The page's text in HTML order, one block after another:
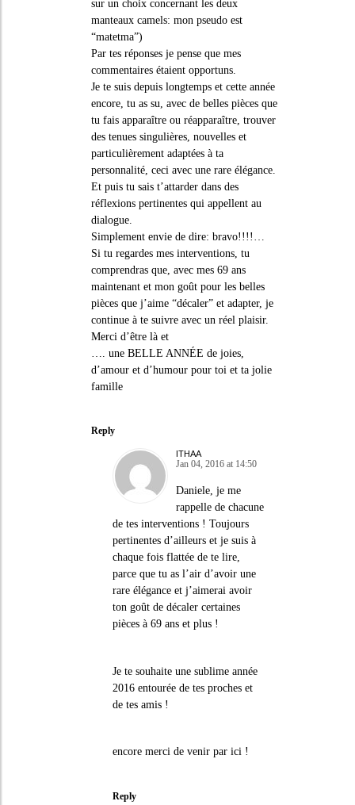
sur un choix concernant les deux
manteaux camels: mon pseudo est
“matetma”)
Par tes réponses je pense que mes
commentaires étaient opportuns.
Je te suis depuis longtemps et cette année
encore, tu as su, avec de belles pièces que
tu fais apparaître ou réapparaître, trouver
des tenues singulières, nouvelles et
particulièrement adaptées à ta
personnalité, ceci avec une rare élégance.
Et puis tu sais t’attarder dans des
réflexions pertinentes qui appellent au
dialogue.
Simplement envie de dire: bravo!!!!…
Si tu regardes mes interventions, tu
comprendras que, avec mes 69 ans
maintenant et mon goût pour les belles
pièces que j’aime “décaler” et adapter, je
continue à te suivre avec un réel plaisir.
Merci d’être là et
…. une BELLE ANNÉE de joies,
d’amour et d’humour pour toi et ta jolie
famille
Reply
ITHAA
Jan 04, 2016 at 14:50
Daniele, je me
rappelle de chacune
de tes interventions ! Toujours
pertinentes d’ailleurs et je suis à
chaque fois flattée de te lire,
parce que tu as l’air d’avoir une
rare élégance et j’aimerai avoir
ton goût de décaler certaines
pièces à 69 ans et plus !
Je te souhaite une sublime année
2016 entourée de tes proches et
de tes amis !
encore merci de venir par ici !
Reply